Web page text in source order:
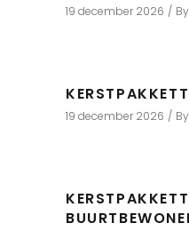
19 december 2026 By
19 december 2026 By